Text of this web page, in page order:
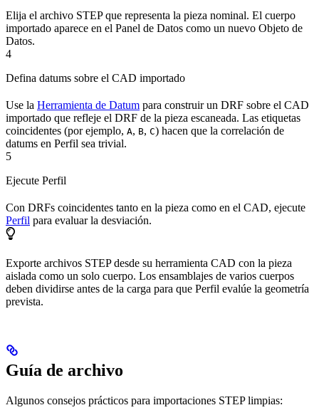
Elija el archivo STEP que representa la pieza nominal. El cuerpo
importado aparece en el Panel de Datos como un nuevo Objeto de
Datos.
4
Defina datums sobre el CAD importado
Use la Herramienta de Datum para construir un DRF sobre el CAD
importado que refleje el DRF de la pieza escaneada. Las etiquetas
coincidentes (por ejemplo, A, B, C) hacen que la correlación de
datums en Perfil sea trivial.
5
Ejecute Perfil
Con DRFs coincidentes tanto en la pieza como en el CAD, ejecute
Perfil para evaluar la desviación.
Exporte archivos STEP desde su herramienta CAD con la pieza
aislada como un solo cuerpo. Los ensamblajes de varios cuerpos
deben dividirse antes de la carga para que Perfil evalúe la geometría
prevista.
Guía de archivo
Algunos consejos prácticos para importaciones STEP limpias: